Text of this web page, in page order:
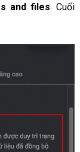
and files. Cuối